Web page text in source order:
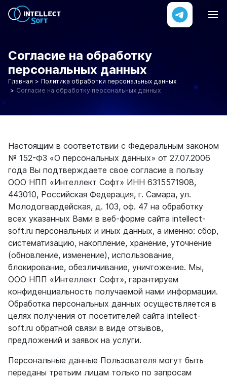
Согласие на обработку
персональных данных
Главная
Политика обработки персональных данных
Согласие на обработку персональных данных
Настоящим в соответствии с Федеральным законом
№ 152-ФЗ «О персональных данных» от 27.07.2006
года Вы подтверждаете свое согласие в пользу
ООО НПП «Интеллект Софт» ИНН 6315571908,
443010, Российская Федерация, г. Самара, ул.
Молодогвардейская, д. 103, оф. 47 на обработку
всех указанных Вами в веб-форме сайта intellect-
soft.ru персональных и иных данных, а именно: сбор,
систематизацию, накопление, хранение, уточнение
(обновление, изменение), использование,
блокирование, обезличивание, уничтожение. Мы,
ООО НПП «Интеллект Софт», гарантируем
конфиденциальность получаемой нами информации.
Обработка персональных данных осуществляется в
целях получения от посетителей сайта intellect-
soft.ru обратной связи в виде отзывов,
предложений и заявок на услуги.
Персональные данные Пользователя могут быть
переданы третьим лицам только по запросам